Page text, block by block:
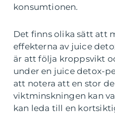
konsumtionen.
Det finns olika sätt att
effekterna av juice
är att följa kroppsvikt
under en juice detox-
att notera att en stor
viktminskningen kan
kan leda till en